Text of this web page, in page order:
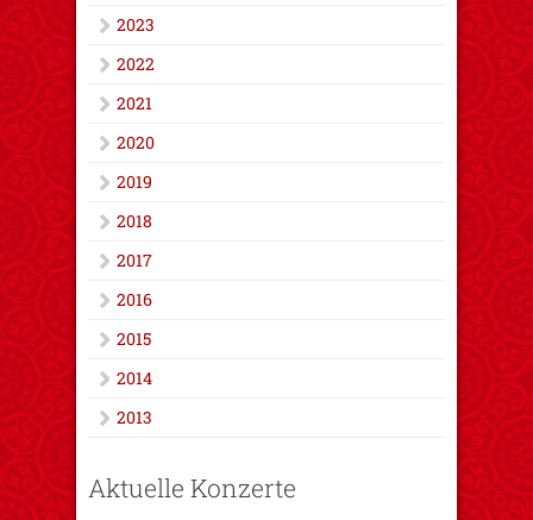
2023
2022
2021
2020
2019
2018
2017
2016
2015
2014
2013
Aktuelle Konzerte